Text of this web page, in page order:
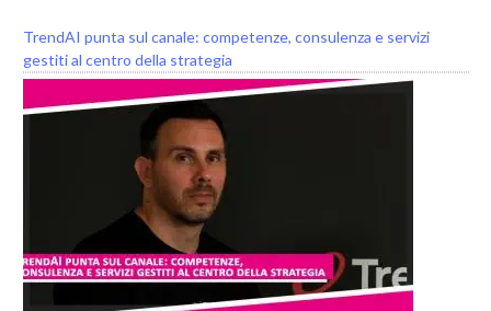
TrendAI punta sul canale: competenze, consulenza e servizi
gestiti al centro della strategia